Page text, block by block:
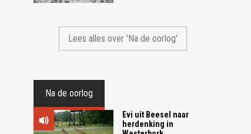
Lees alles over 'Na de oorlog'
Na de oorlog
Evi uit Beesel naar
herdenking in